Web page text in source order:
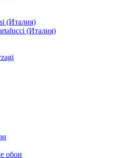
(Италия)
(Италия)
обои